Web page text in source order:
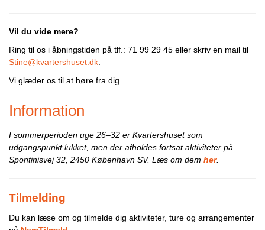
Vil du vide mere?
Ring til os i åbningstiden på tlf.: 71 99 29 45 eller skriv en mail til
Stine@kvartershuset.dk
Vi glæder os til at høre fra dig.
Information
I sommerperioden uge 26–32 er Kvartershuset som
udgangspunkt lukket, men der afholdes fortsat aktiviteter på
Spontinisvej 32, 2450 København SV. Læs om dem her.
Tilmelding
Du kan læse om og tilmelde dig aktiviteter, ture og arrangementer